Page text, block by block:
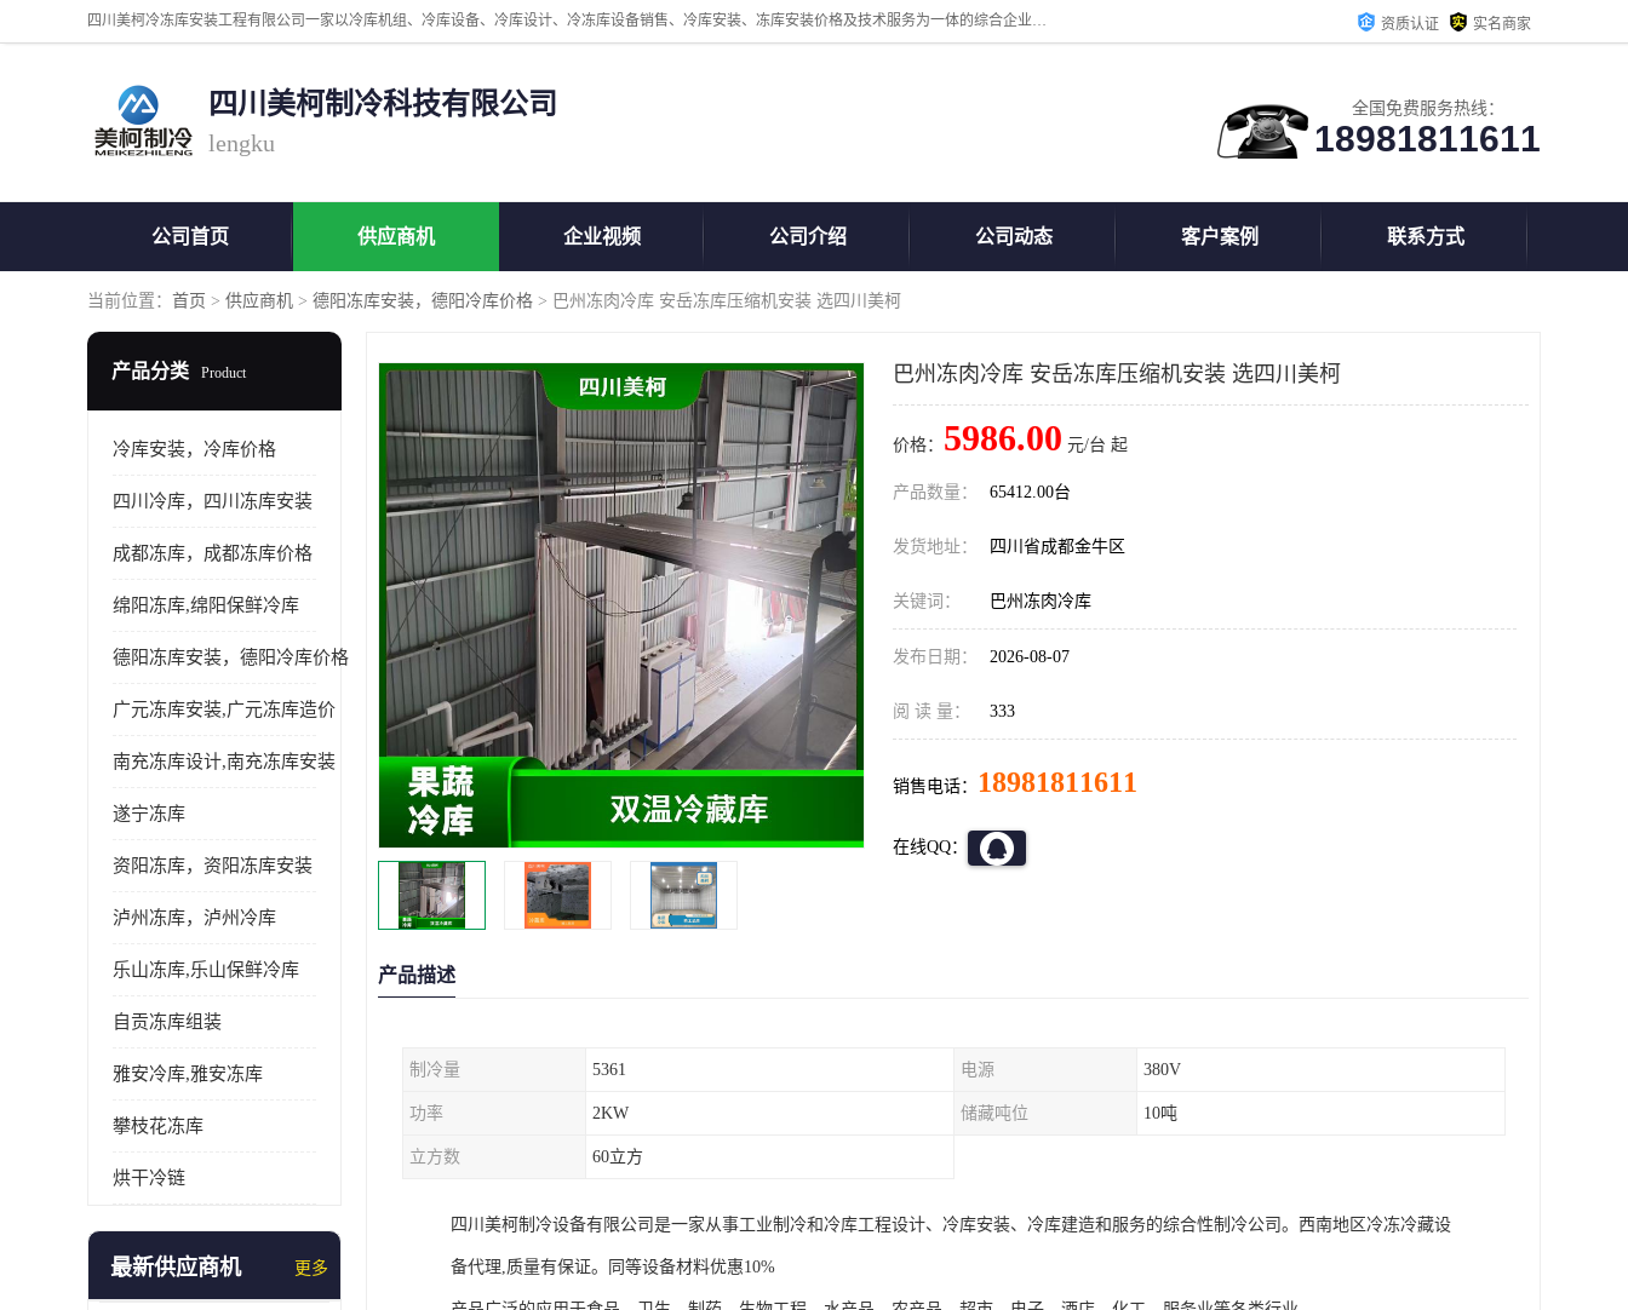
四川美柯冷冻库安装工程有限公司一家以冷库机组、冷库设备、冷库设计、冷冻库设备销售、冷库安装、冻库安装价格及技术服务为一体的综合企业，咨询热线：同等设备材料优惠10% 。公司各种类型安装组合式冷库、冷冻库、冷藏库、气调保鲜库、并提供成套设备供应、安装与调试、维护与维修、技术咨询、操作维修人员技术培训等 资质认证 实名商家
四川美柯制冷科技有限公司
lengku
全国免费服务热线：
18981811611
公司首页 供应商机 企业视频 公司介绍 公司动态 客户案例 联系方式
当前位置： 首页 > 供应商机 > 德阳冻库安装，德阳冷库价格 > 巴州冻肉冷库 安岳冻库压缩机安装 选四川美柯
产品分类 Product
冷库安装，冷库价格
四川冷库，四川冻库安装
成都冻库，成都冻库价格
绵阳冻库,绵阳保鲜冷库
德阳冻库安装，德阳冷库价格
广元冻库安装,广元冻库造价
南充冻库设计,南充冻库安装
遂宁冻库
资阳冻库，资阳冻库安装
泸州冻库，泸州冷库
乐山冻库,乐山保鲜冷库
自贡冻库组装
雅安冷库,雅安冻库
攀枝花冻库
烘干冷链
最新供应商机 更多
巴州冻肉冷库 安岳冻库压缩机安装 选四川美柯
价格： 5986.00 元/台 起
产品数量： 65412.00台
发货地址： 四川省成都金牛区
关键词： 巴州冻肉冷库
发布日期： 2026-08-07
阅 读 量： 333
销售电话： 18981811611
在线QQ：
产品描述
制冷量 5361 电源 380V
功率 2KW 储藏吨位 10吨
立方数 60立方
四川美柯制冷设备有限公司是一家从事工业制冷和冷库工程设计、冷库安装、冷库建造和服务的综合性制冷公司。西南地区冷冻冷藏设
备代理,质量有保证。同等设备材料优惠10%